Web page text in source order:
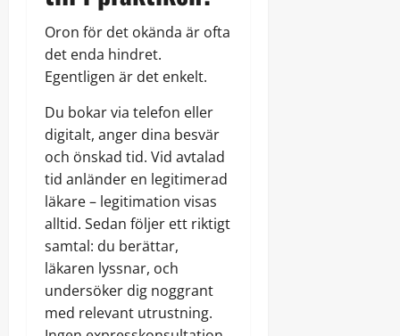
Oron för det okända är ofta
det enda hindret.
Egentligen är det enkelt.
Du bokar via telefon eller
digitalt, anger dina besvär
och önskad tid. Vid avtalad
tid anländer en legitimerad
läkare – legitimation visas
alltid. Sedan följer ett riktigt
samtal: du berättar,
läkaren lyssnar, och
undersöker dig noggrant
med relevant utrustning.